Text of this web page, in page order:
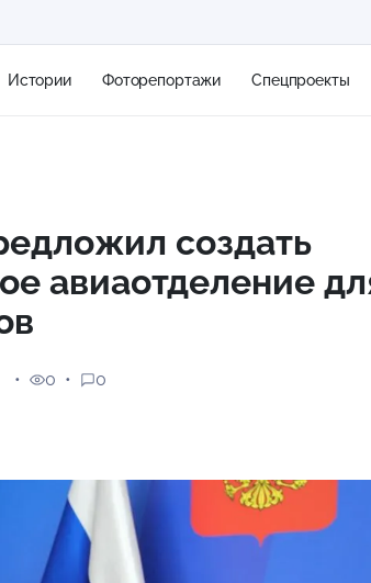
Истории Фоторепортажи Спецпроекты
10 м/с
создать
авиаотделение
0 0